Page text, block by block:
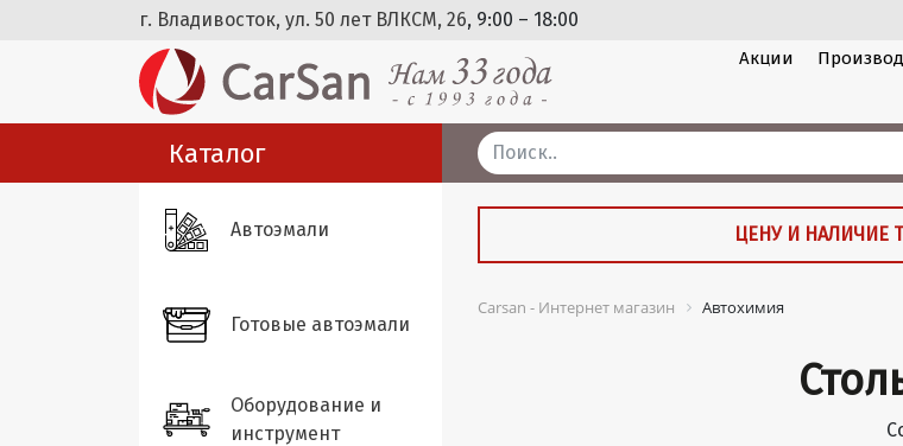
г. Владивосток, ул. 50 лет ВЛКСМ, 26, 9:00 – 18:00
Акции
Каталог
Автоэмали
Готовые автоэмали
Оборудование и
инструмент
ЦЕНУ И НАЛИЧИЕ
Carsan - Интернет магазин Автохимия